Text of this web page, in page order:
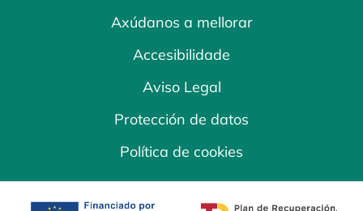
Axúdanos a mellorar
Accesibilidade
Aviso Legal
Protección de datos
Política de cookies